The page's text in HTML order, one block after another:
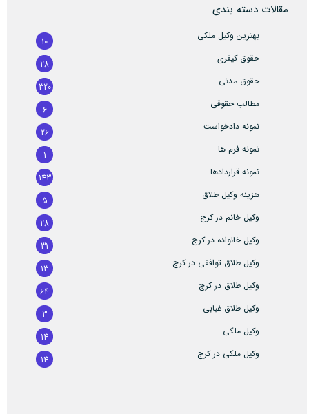
مقالات دسته بندی
بهترین وکیل ملکی
10
حقوق کیفری
28
حقوق مدنی
320
مطالب حقوقی
6
نمونه دادخواست
26
نمونه فرم ها
1
نمونه قراردادها
143
هزینه وکیل طلاق
5
وکیل خانم در کرج
28
وکیل خانواده در کرج
31
وکیل طلاق توافقی در کرج
13
وکیل طلاق در کرج
64
وکیل طلاق غیابی
3
وکیل ملکی
14
وکیل ملکی در کرج
14